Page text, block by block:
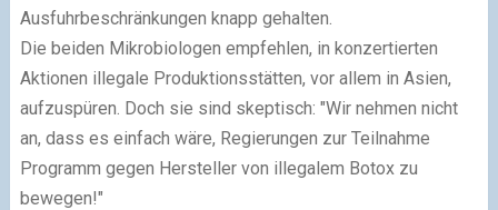
Ausfuhrbeschränkungen knapp gehalten.
Die beiden Mikrobiologen empfehlen, in konzertierten
Aktionen illegale Produktionsstätten, vor allem in Asien,
aufzuspüren. Doch sie sind skeptisch: "Wir nehmen nicht
an, dass es einfach wäre, Regierungen zur Teilnahme
Programm gegen Hersteller von illegalem Botox zu
bewegen!"